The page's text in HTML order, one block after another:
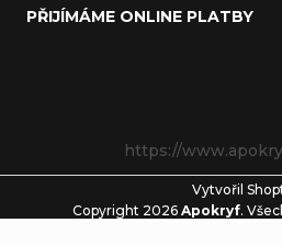
PŘIJÍMÁME ONLINE PLATBY
https://
Vytvořil
Copyright 2026 Apokryf.